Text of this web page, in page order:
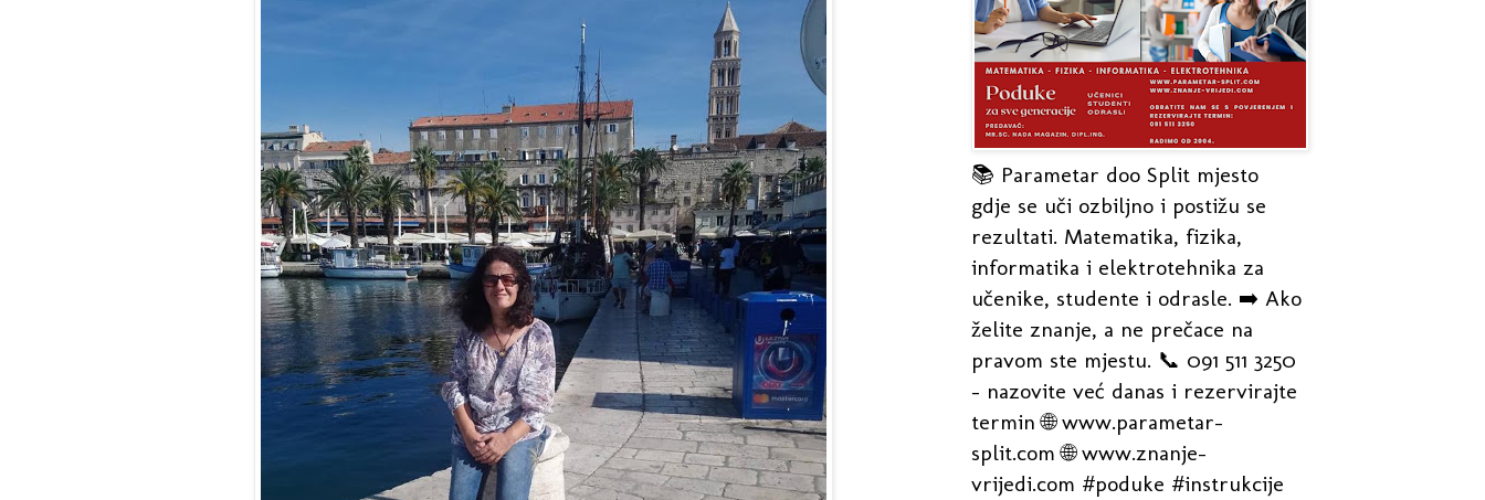
📚 Parametar doo Split mjesto
gdje se uči ozbiljno i postižu se
rezultati. Matematika, fizika,
informatika i elektrotehnika za
učenike, studente i odrasle. ➡️ Ako
želite znanje, a ne prečace na
pravom ste mjestu. 📞 091 511 3250
- nazovite već danas i rezervirajte
termin 🌐 www.parametar-
split.com 🌐 www.znanje-
vrijedi.com #poduke #instrukcije